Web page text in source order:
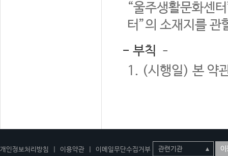
“울주생활문화센
터”의 소재지를 관
- 부칙 –
1. (시행일) 본 약
개인정보처리방침 이용약관 이메일무단수집거부 이